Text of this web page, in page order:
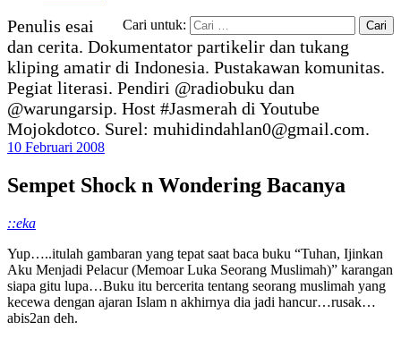
Cari untuk:
Penulis esai
dan cerita. Dokumentator partikelir dan tukang
kliping amatir di Indonesia. Pustakawan komunitas.
Pegiat literasi. Pendiri @radiobuku dan
@warungarsip. Host #Jasmerah di Youtube
Mojokdotco. Surel: muhidindahlan0@gmail.com.
10 Februari 2008
Sempet Shock n Wondering Bacanya
::eka
Yup…..itulah gambaran yang tepat saat baca buku “Tuhan, Ijinkan
Aku Menjadi Pelacur (Memoar Luka Seorang Muslimah)” karangan
siapa gitu lupa…Buku itu bercerita tentang seorang muslimah yang
kecewa dengan ajaran Islam n akhirnya dia jadi hancur…rusak…
abis2an deh.